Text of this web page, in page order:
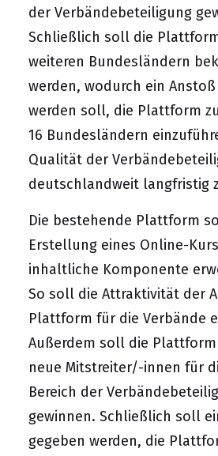
der Verbändebeteiligung
Schließlich soll die
weiteren Bundesländern
werden, wodurch ein Anstoß
werden soll, die Plattform
16 Bundesländern
Qualität der
deutschlandweit langfristig
Die bestehende Plattform
Erstellung eines Online-
inhaltliche Komponente
So soll die Attraktivität der
Plattform für die Verbände
Außerdem soll die
neue Mitstreiter/-innen für
Bereich der
gewinnen. Schließlich soll
gegeben werden, die